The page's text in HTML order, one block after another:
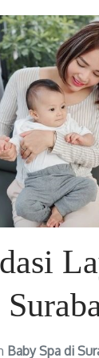
Baby Spa di